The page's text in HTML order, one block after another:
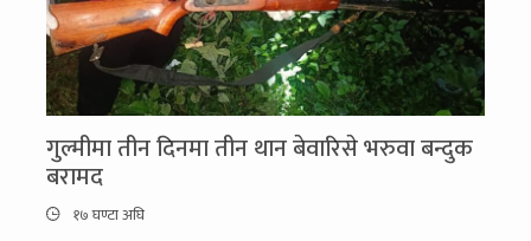
गुल्मीमा तीन दिनमा तीन थान बेवारिसे भरुवा बन्दुक
बरामद
१७ घण्टा अघि